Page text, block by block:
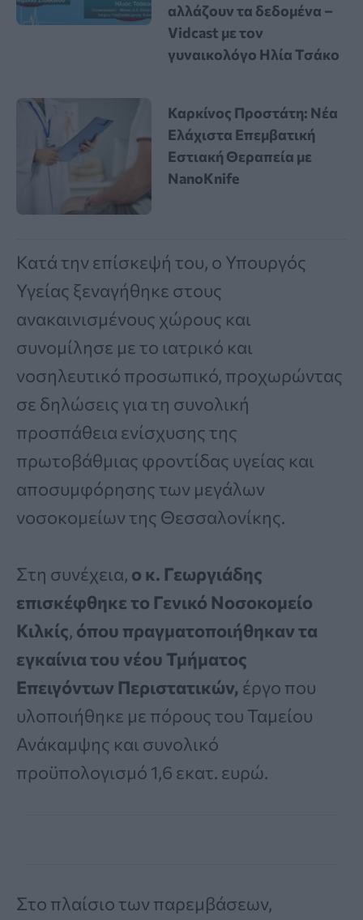
αλλάζουν τα δεδομένα –
Vidcast με τον
γυναικολόγο Ηλία Τσάκο
Καρκίνος Προστάτη: Νέα
Ελάχιστα Επεμβατική
Εστιακή Θεραπεία με
NanoKnife
Κατά την επίσκεψή του, ο Υπουργός
Υγείας ξεναγήθηκε στους
ανακαινισμένους χώρους και
συνομίλησε με το ιατρικό και
νοσηλευτικό προσωπικό, προχωρώντας
σε δηλώσεις για τη συνολική
προσπάθεια ενίσχυσης της
πρωτοβάθμιας φροντίδας υγείας και
αποσυμφόρησης των μεγάλων
νοσοκομείων της Θεσσαλονίκης.
Στη συνέχεια, ο κ. Γεωργιάδης
επισκέφθηκε το Γενικό Νοσοκομείο
Κιλκίς, όπου πραγματοποιήθηκαν τα
εγκαίνια του νέου Τμήματος
Επειγόντων Περιστατικών, έργο που
υλοποιήθηκε με πόρους του Ταμείου
Ανάκαμψης και συνολικό
προϋπολογισμό 1,6 εκατ. ευρώ.
Στο πλαίσιο των παρεμβάσεων,